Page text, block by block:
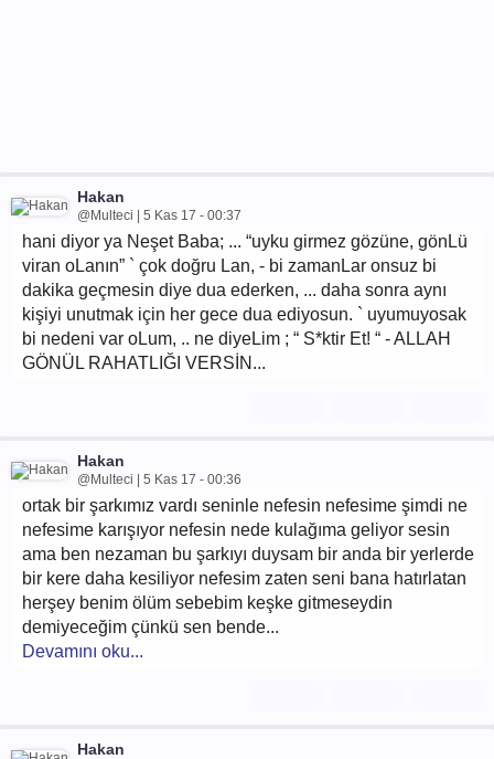
Hakan
@Multeci | 5 Kas 17 - 00:37
hani diyor ya Neşet Baba; ... “uyku girmez gözüne, gönLü
viran oLanın” ` çok doğru Lan, - bi zamanLar onsuz bi
dakika geçmesin diye dua ederken, ... daha sonra aynı
kişiyi unutmak için her gece dua ediyosun. ` uyumuyosak
bi nedeni var oLum, .. ne diyeLim ; “ S*ktir Et! “ - ALLAH
GÖNÜL RAHATLIĞI VERSİN...
Hakan
@Multeci | 5 Kas 17 - 00:36
ortak bir şarkımız vardı seninle nefesin nefesime şimdi ne
nefesime karışıyor nefesin nede kulağıma geliyor sesin
ama ben nezaman bu şarkıyı duysam bir anda bir yerlerde
bir kere daha kesiliyor nefesim zaten seni bana hatırlatan
herşey benim ölüm sebebim keşke gitmeseydin
demiyeceğim çünkü sen bende...
Devamını oku...
Hakan